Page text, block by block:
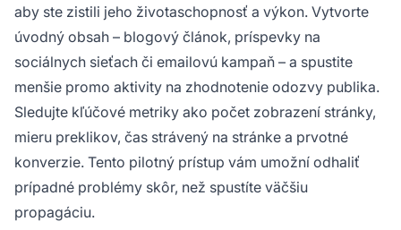
aby ste zistili jeho životaschopnosť a výkon. Vytvorte
úvodný obsah – blogový článok, príspevky na
sociálnych sieťach či emailovú kampaň – a spustite
menšie promo aktivity na zhodnotenie odozvy publika.
Sledujte kľúčové metriky ako počet zobrazení stránky,
mieru preklikov, čas strávený na stránke a prvotné
konverzie. Tento pilotný prístup vám umožní odhaliť
prípadné problémy skôr, než spustíte väčšiu
propagáciu.